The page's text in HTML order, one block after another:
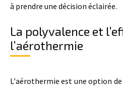
à prendre une décision éclairée.
La polyvalence et
l’aérothermie
L'aérothermie est une option